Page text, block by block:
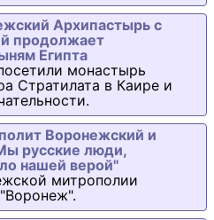
Архипастырь с
продолжает
Египта
монастырь
Стратилата в Каире и
Воронежский и
русские люди,
нашей верой"
митрополии